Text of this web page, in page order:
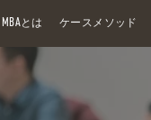
MBAとは ケースメソッド